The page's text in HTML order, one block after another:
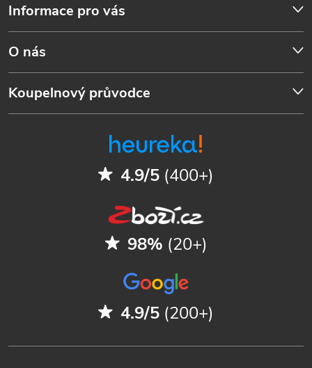
Informace pro vás
O nás
Koupelnový průvodce
4.9/5 (400+)
98% (20+)
4.9/5 (200+)